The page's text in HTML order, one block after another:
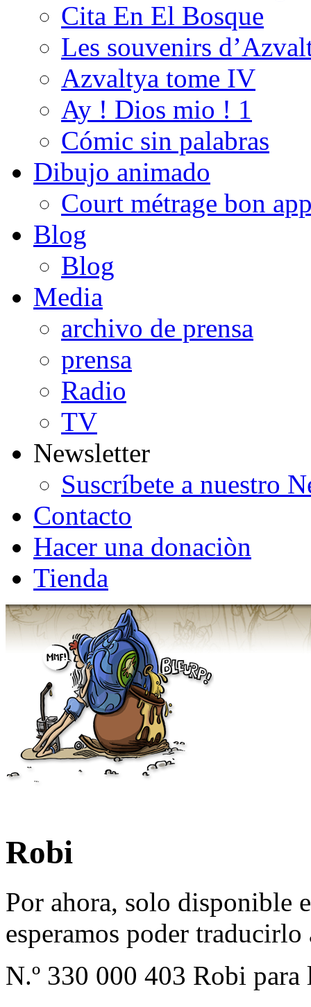
Cita En El Bosque
Les souvenirs
Azvaltya tome IV
Ay ! Dios mio ! 1
Cómic sin palabras
Dibujo animado
Court métrage bon
Blog
Blog
Media
archivo de prensa
prensa
Radio
TV
Newsletter
Suscríbete a nuestro
Contacto
Hacer una donaciòn
Tienda
Robi
Por ahora, solo disponible
esperamos poder
N.º 330 000 403 Robi para